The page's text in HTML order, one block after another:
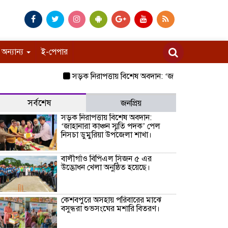
অন্যান্য ই-পেপার
সড়ক নিরাপত্তায় বিশেষ অবদান: ‘জাহানারা কাঞ্চন
সর্বশেষ
জনপ্রিয়
সড়ক নিরাপত্তায় বিশেষ অবদান:
‘জাহানারা কাঞ্চন স্মৃতি পদক’ পেল
নিসচা ডুমুরিয়া উপজেলা শাখা।
বালীগাঁও বিপিএল সিজন ৫ এর
উদ্ভোধন খেলা অনুষ্ঠিত হয়েছে।
কেশবপুরে অসহায় পরিবারের মাঝে
বসুন্ধরা শুভসংঘের মশারি বিতরণ।